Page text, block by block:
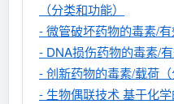
（分类和功能）
- 微管破坏药物的毒素/有
- DNA损伤药物的毒素/
- 创新药物的毒素/载荷（
- 生物偶联技术 基于化